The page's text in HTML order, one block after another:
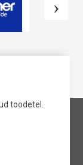
toodetel.